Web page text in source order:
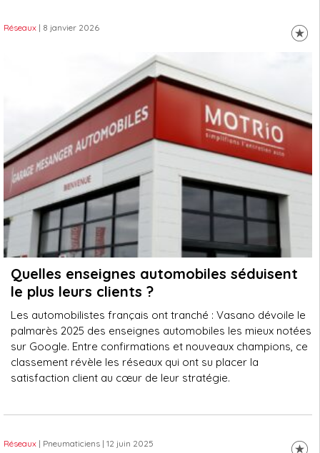
Réseaux | 8 janvier 2026
Quelles enseignes automobiles séduisent
le plus leurs clients ?
Les automobilistes français ont tranché : Vasano dévoile le
palmarès 2025 des enseignes automobiles les mieux notées
sur Google. Entre confirmations et nouveaux champions, ce
classement révèle les réseaux qui ont su placer la
satisfaction client au cœur de leur stratégie.
Réseaux | Pneumaticiens | 12 juin 2025